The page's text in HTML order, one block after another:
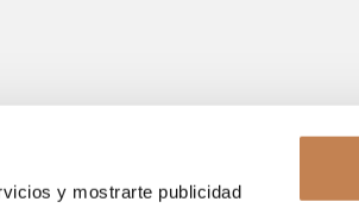
y mostrarte publicidad